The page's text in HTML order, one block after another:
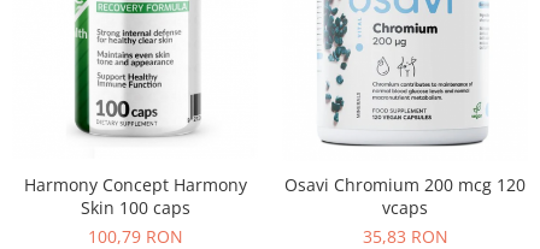
Harmony Concept Harmony
Skin 100 caps
100,79 RON
Osavi Chromium 200 mcg 120
vcaps
35,83 RON